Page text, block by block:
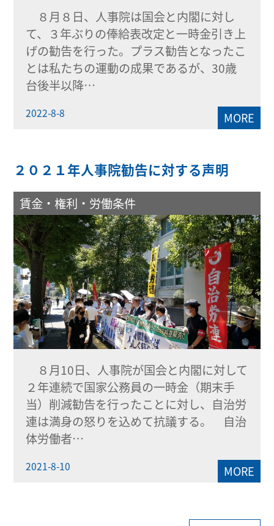
８月８日、人事院は国会と内閣に対し
て、３年ぶりの俸給表改定と一時金引き上
げの勧告を行った。プラス勧告となったこ
とは私たちの運動の成果であるが、30歳
台後半以降…
2022-8-8 MORE
２０２１年人事院勧告に対する声明
賃金・権利・労働条件
８月10日、人事院が国会と内閣に対して
２年連続で国家公務員の一時金（期末手
当）削減勧告を行ったことに対し、自治労
連は満身の怒りを込めて抗議する。 自治
体労働者…
2021-8-10 MORE